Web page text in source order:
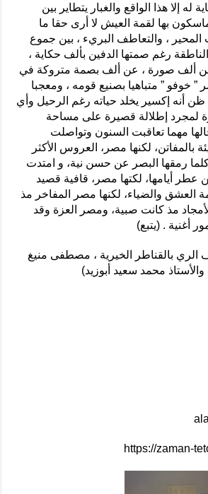
له إلا هذا الواقع والغبار يتطاير بين
بها لقمة العيش لا أرى حقا ما
المحير ، والتعاطف البريء ، بين جموع
رغم صمتها الدفين بألف حكاية ،
ألف صورة ، عن ألف بصمة متروكة في
خوفو ” متباهيا بصنيع قومه ، ومعجبا
أنه إكسير يخلد حياته رغم الرحيل وأي
لمجرد إطلالة قصيرة على مساحة
مهما تعاقبت السنون وتواصلت
بالمفاتن، لكنها مصر، العروس الأكثر
رمقها البصر عن حسن نية، و امتدت
عطر أيامها، لكتها مصر، قافية قصيد
العشق والضياء، لكنها مصر المفاخر مذ
مذ كانت صبية، ومصر العزة وقد
أغنية . (يتبع)
بالقناطر الخيرية ، مصطفى منيغ
محمد سعيد أبوزيد)
https://zaman-